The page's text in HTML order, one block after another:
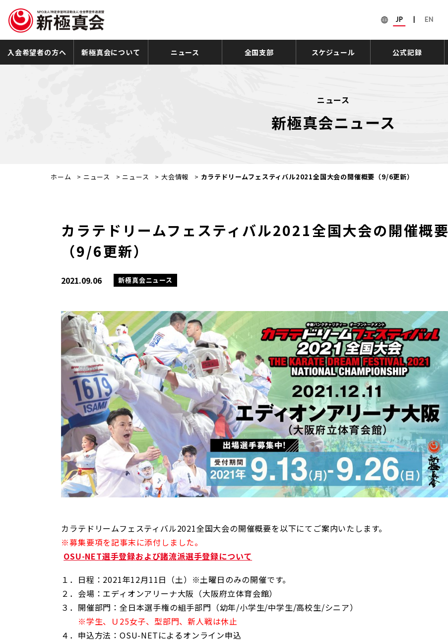
JP EN
入会希望者の方へ 新極真会について ニュース 全国支部 スケジュール 公式記録
ニュース
新極真会ニュース
ホーム > ニュース > ニュース >大会情報 > カラテドリームフェスティバル2021全国大会の開催概要（9/6更新）
カラテドリームフェスティバル2021全国大会の開催概要
（9/6更新）
2021.09.06 新極真会ニュース
カラテドリームフェスティバル2021全国大会の開催概要を以下にてご案内いたします。
※募集要項を記事末に添付しました。
OSU-NET選手登録および諸流派選手登録について
１．日程：2021年12月11日（土）※土曜日のみの開催です。
２．会場：エディオンアリーナ大阪（大阪府立体育会館）
３．開催部門：全日本選手権の組手部門（幼年/小学生/中学生/高校生/シニア）
※学生、Ｕ25女子、型部門、新人戦は休止
４．申込方法：OSU-NETによるオンライン申込